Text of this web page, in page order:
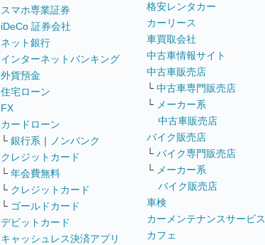
スマホ専業証券
iDeCo 証券会社
ネット銀行
インターネットバンキング
外貨預金
住宅ローン
FX
カードローン
└ 銀行系 ｜
ノンバンク
クレジットカード
└ 年会費無料
└ クレジットカード
└ ゴールドカード
デビットカード
キャッシュレス決済アプリ
格安レンタカー
カーリース
車買取会社
中古車情報サイト
中古車販売店
└ 中古車専門販売店
└ メーカー系
中古車販売店
バイク販売店
└ バイク専門販売店
└ メーカー系
バイク販売店
車検
カーメンテナンスサービス
カフェ